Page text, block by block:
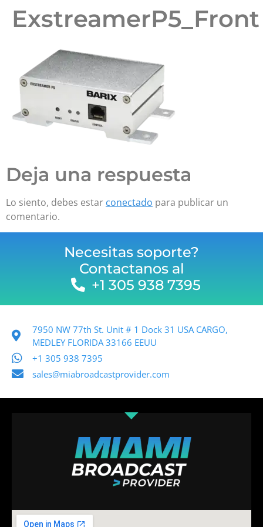
ExstreamerP5_Front
Deja una respuesta
Lo siento, debes estar conectado para publicar un
comentario.
Necesitas soporte?
Contactanos al
+1 305 938 7395
7950 NW 77th St. Unit # 1 Dock 31 USA CARGO,
MEDLEY FLORIDA 33166 EEUU
+1 305 938 7395
sales@miabroadcastprovider.com